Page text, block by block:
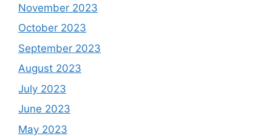
November 2023
October 2023
September 2023
August 2023
July 2023
June 2023
May 2023